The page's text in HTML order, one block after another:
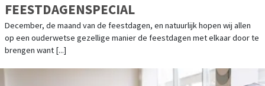
FEESTDAGENSPECIAL
December, de maand van de feestdagen, en natuurlijk hopen wij allen
op een ouderwetse gezellige manier de feestdagen met elkaar door te
brengen want [...]